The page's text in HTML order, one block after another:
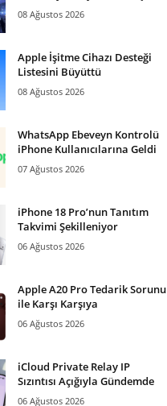
08 Ağustos 2026
Apple İşitme Cihazı Desteği
Listesini Büyüttü
08 Ağustos 2026
WhatsApp Ebeveyn Kontrolü
iPhone Kullanıcılarına Geldi
07 Ağustos 2026
iPhone 18 Pro’nun Tanıtım
Takvimi Şekilleniyor
06 Ağustos 2026
Apple A20 Pro Tedarik Sorunu
ile Karşı Karşıya
06 Ağustos 2026
iCloud Private Relay IP
Sızıntısı Açığıyla Gündemde
06 Ağustos 2026